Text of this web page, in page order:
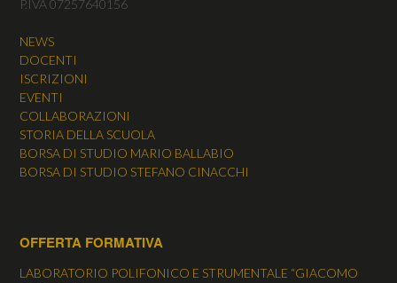
P.IVA 07257640156
NEWS
DOCENTI
ISCRIZIONI
EVENTI
COLLABORAZIONI
STORIA DELLA SCUOLA
BORSA DI STUDIO MARIO BALLABIO
BORSA DI STUDIO STEFANO CINACCHI
OFFERTA FORMATIVA
LABORATORIO POLIFONICO E STRUMENTALE “GIACOMO